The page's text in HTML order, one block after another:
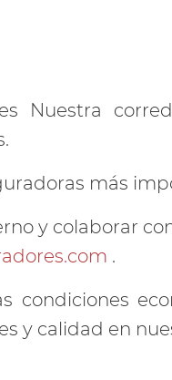
Nuestra
más
y colaborar
.
condiciones
y calidad en